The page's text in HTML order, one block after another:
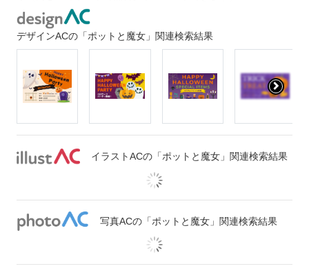
デザインACの「ポットと魔女」関連検索結果
イラストACの「ポットと魔女」関連検索結果
写真ACの「ポットと魔女」関連検索結果